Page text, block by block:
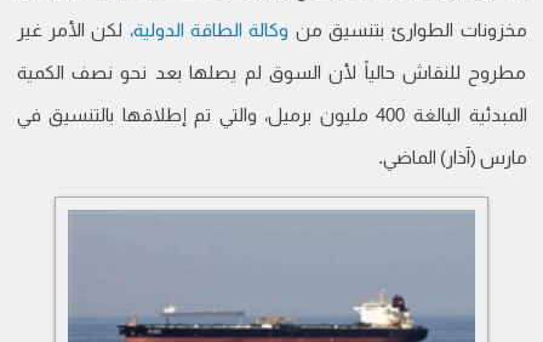
مخزونات الطوارئ بتنسيق من وكالة الطاقة الدولية، لكن الأمر غير
مطروح للنقاش حالياً لأن السوق لم يصلها بعد نحو نصف الكمية
المبدئية البالغة 400 مليون برميل، والتي تم إطلاقها بالتنسيق في
مارس (آذار) الماضي.